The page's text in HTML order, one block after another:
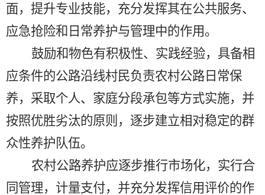
面，提升专业技能，充分发挥其在公共服务、
应急抢险和日常养护与管理中的作用。
鼓励和物色有积极性、实践经验，具备相
应条件的公路沿线村民负责农村公路日常保
养，采取个人、家庭分段承包等方式实施，并
按照优胜劣汰的原则，逐步建立相对稳定的群
众性养护队伍。
农村公路养护应逐步推行市场化，实行合
同管理，计量支付，并充分发挥信用评价的作